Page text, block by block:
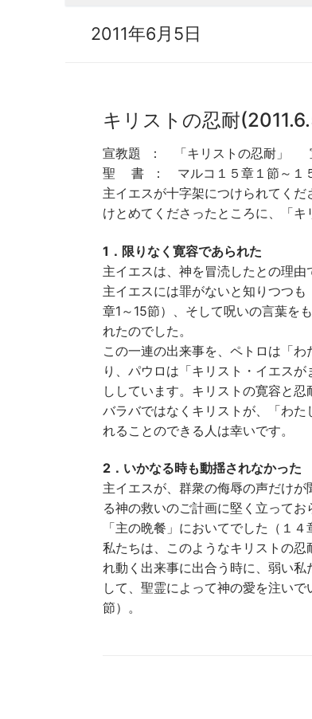
2011年6月5日
キリストの忍耐
宣教題 ： 「キリストの忍耐」
聖 書 ： マルコ１５章１節～１
主イエスが十字架につけられてく
けとめてくださったところに、「キ
1．限りなく寛容であられた
主イエスは、神を冒涜したとの理
主イエスには罪がないと知りつつ
章1～15節）、そして呪いの言葉を
れたのでした。
この一連の出来事を、ペトロは「
り、パウロは「キリスト・イエス
ししています。キリストの寛容と忍
バラバではなくキリストが、「わ
れることのできる人は幸いです。
2．いかなる時も動揺されなかった
主イエスが、群衆の侮辱の声だけ
る神の救いのご計画に堅く立って
「主の晩餐」においてでした（１４
私たちは、このようなキリストの
れ動く出来事に出合う時に、弱い
して、聖霊によって神の愛を注い
節）。